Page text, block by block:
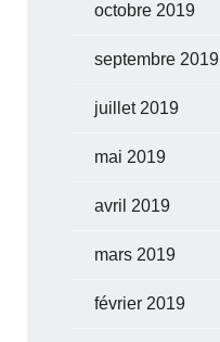
octobre 2019
septembre 2019
juillet 2019
mai 2019
avril 2019
mars 2019
février 2019